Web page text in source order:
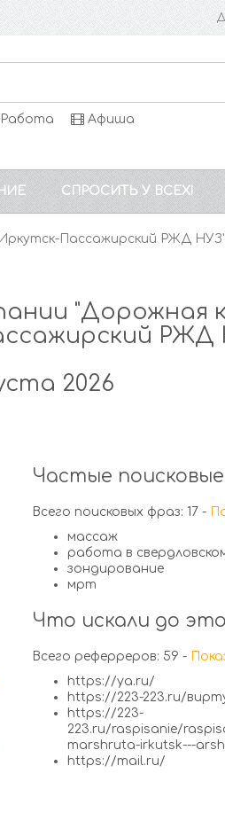
Афиша
СПРОСИТЬ У ВСЕХ!
Пассажирский РЖД НУЗ"
"Дорожная
РЖД
2026
Частые
Всего поисковых фраз: 17 -
массаж
работа в
зондирование
мрт
Что искали до
Всего реферреров: 59 -
https://ya.ru/
https://223-223.ru/
https://223-
223.ru/raspisanie/
marshruta-irkutsk---
https://mail.ru/